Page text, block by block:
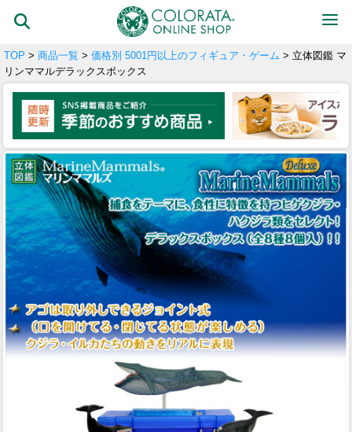
TOP > 商品一覧 > 価格別 5001円以上のフィギュア・ゲーム > 立体図鑑 マ
リンママルデラックスボックス